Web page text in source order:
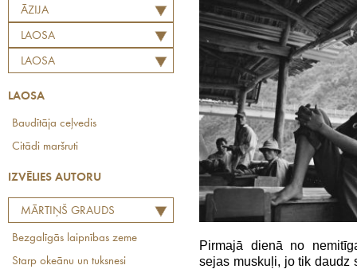
ĀZIJA
LAOSA
LAOSA
LAOSA
Baudītāja ceļvedis
Citādi maršruti
IZVĒLIES AUTORU
MĀRTIŅŠ GRAUDS
Bezgalīgās laipnības zeme
Starp okeānu un tuksnesi
Pirmajā dienā no
sejas muskuļi, jo tik daudz